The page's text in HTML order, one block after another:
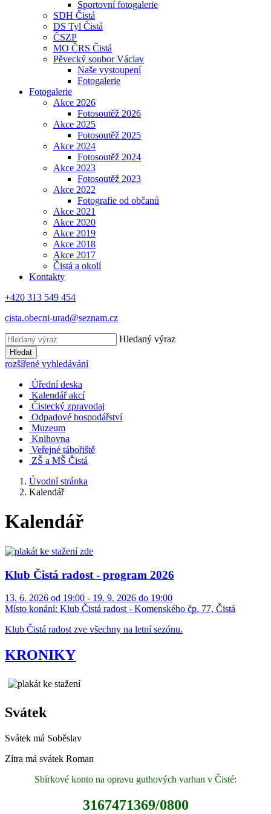
Sportovní fotogalerie
SDH Čistá
DS Tyl Čistá
ČSZP
MO ČRS Čistá
Pěvecký soubor Václav
Naše vystoupení
Fotogalerie
Fotogalerie
Akce 2026
Fotosoutěž 2026
Akce 2025
Fotosoutěž 2025
Akce 2024
Fotosoutěž 2024
Akce 2023
Fotosoutěž 2023
Akce 2022
Fotografie od občanů
Akce 2021
Akce 2020
Akce 2019
Akce 2018
Akce 2017
Čistá a okolí
Kontakty
+420 313 549 454
cista.obecni-urad@seznam.cz
Hledaný výraz
Hledat
rozšířené vyhledávání
Úřední deska
Kalendář akcí
Čistecký zpravodaj
Odpadové hospodářství
Muzeum
Knihovna
Veřejné tábořiště
ZŠ a MŠ Čistá
Úvodní stránka
Kalendář
Kalendář
Klub Čistá radost - program 2026
13. 6. 2026 od 19:00 - 19. 9. 2026 do 19:00
Místo konání: Klub Čistá radost - Komenského čp. 77, Čistá
Klub Čistá radost zve všechny na letní sezónu.
KRONIKY
Svátek
Svátek má Soběslav
Zítra má svátek Roman
Sbírkové konto na opravu guthových varhan v Čisté:
3167471369/0800